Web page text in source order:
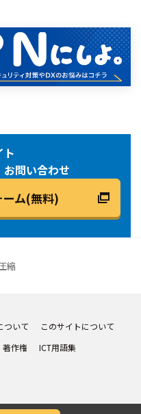
ト
お問い合わせ
ム(無料)
縮
ついて
このサイトについて
著作権 ICT用語集